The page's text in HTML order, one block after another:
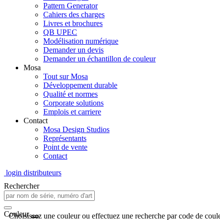
Pattern Generator
Cahiers des charges
Livres et brochures
QB UPEC
Modélisation numérique
Demander un devis
Demander un échantillon de couleur
Mosa
Tout sur Mosa
Développement durable
Qualité et normes
Corporate solutions
Emplois et carriere
Contact
Mosa Design Studios
Représentants
Point de vente
Contact
login distributeurs
Rechercher
Couleur
Choisissez une couleur ou effectuez une recherche par code de